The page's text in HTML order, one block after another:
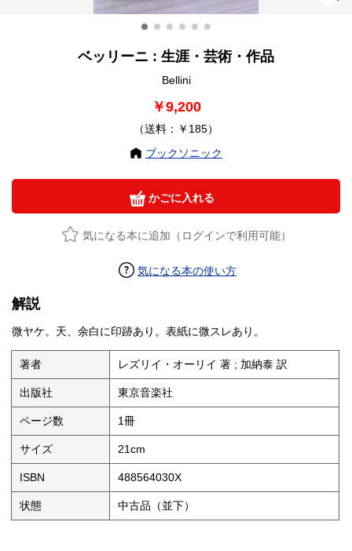
ベッリーニ : 生涯・芸術・作品
Bellini
￥9,200
（送料：￥185）
ブックソニック
かごに入れる
気になる本に追加（ログインで利用可能）
気になる本の使い方
解説
微ヤケ。天、余白に印跡あり。表紙に微スレあり。
著者 レズリイ・オーリイ 著 ; 加納泰 訳
出版社 東京音楽社
ページ数 1冊
サイズ 21cm
ISBN 488564030X
状態 中古品（並下）